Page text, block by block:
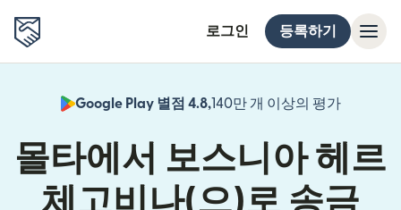
로그인 등록하기
Google Play 별점 4.8,140만 개 이상의 평가
몰타에서 보스니아 헤르
체고비나(으)로 송금